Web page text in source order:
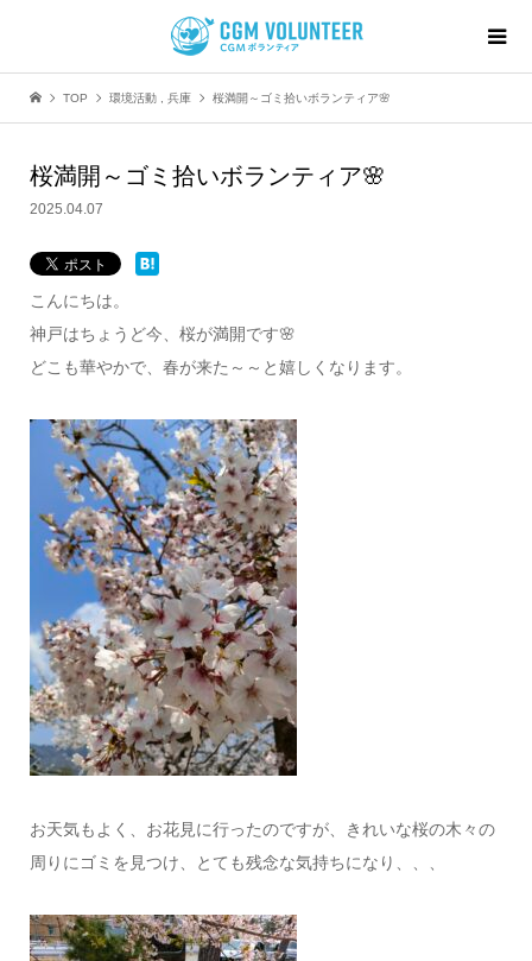
TOP 環境活動 兵庫 桜満開～ゴミ拾いボランティア🌸
桜満開～ゴミ拾いボランティア🌸
2025.04.07
こんにちは。
神戸はちょうど今、桜が満開です🌸
どこも華やかで、春が来た～～と嬉しくなります。
お天気もよく、お花見に行ったのですが、きれいな桜の木々の
周りにゴミを見つけ、とても残念な気持ちになり、、、